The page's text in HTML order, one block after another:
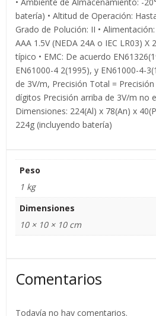
batería) • Altitud de Operación:
Grado de Polución: II •
AAA 1.5V (NEDA 24A o IEC LR03)
típico • EMC: De acuerdo
EN61000-4 2(1995), y EN61000-4-
de 3V/m, Precisión Total =
dígitos Precisión arriba de 3V/m no
Dimensiones: 224(Al) x 78(An) x
224g (incluyendo batería)
Peso
1 kg
Dimensiones
10 × 10 × 10 cm
Comentarios
Todavía no hay comentarios.